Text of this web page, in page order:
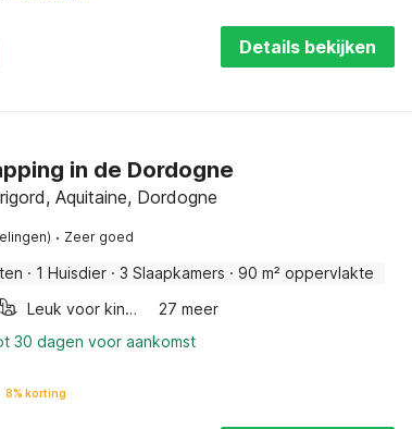
Details bekijken
in de Dordogne
Aquitaine, Dordogne
· Zeer goed
· 1 Huisdier · 3 Slaapkamers · 90 m² oppervlakte
Leuk voor kinderen
27 meer
30 dagen voor aankomst
8% korting